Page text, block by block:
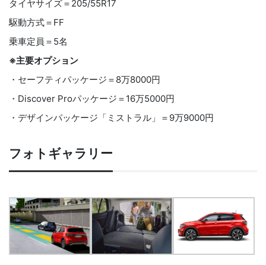
タイヤサイズ＝205/55R17
駆動方式＝FF
乗車定員＝5名
※主要オプション
・セーフティパッケージ＝8万8000円
・Discover Proパッケージ＝16万5000円
・デザインパッケージ「ミストラル」＝9万9000円
フォトギャラリー